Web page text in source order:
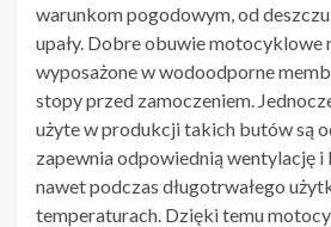
warunkom pogodowym, od
upały. Dobre obuwie motocyklowe
wyposażone w wodoodporne
stopy przed zamoczeniem.
użyte w produkcji takich butów są
zapewnia odpowiednią wentylację
nawet podczas długotrwałego
temperaturach. Dzięki temu